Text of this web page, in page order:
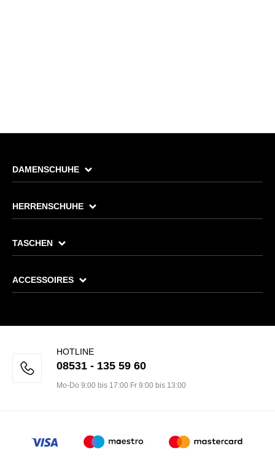
DAMENSCHUHE
HERRENSCHUHE
TASCHEN
ACCESSOIRES
HOTLINE
08531 - 135 59 60
Mo-Do 9:00 bis 17:00 Fr 9:00 bis 13:00